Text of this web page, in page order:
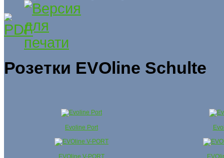
Розетки EVOline Schulte
Evoline Port
EVOline V-PORT